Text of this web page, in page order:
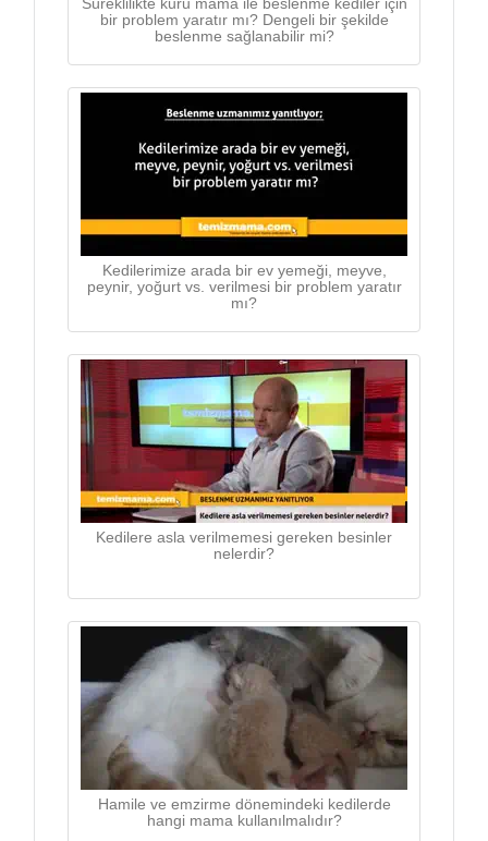
bir problem yaratır mı? Dengeli bir şekilde
beslenme sağlanabilir mi?
Kedilerimize arada bir ev yemeği, meyve,
peynir, yoğurt vs. verilmesi bir problem yaratır
mı?
Kedilere asla verilmemesi gereken besinler
nelerdir?
Hamile ve emzirme dönemindeki kedilerde
hangi mama kullanılmalıdır?